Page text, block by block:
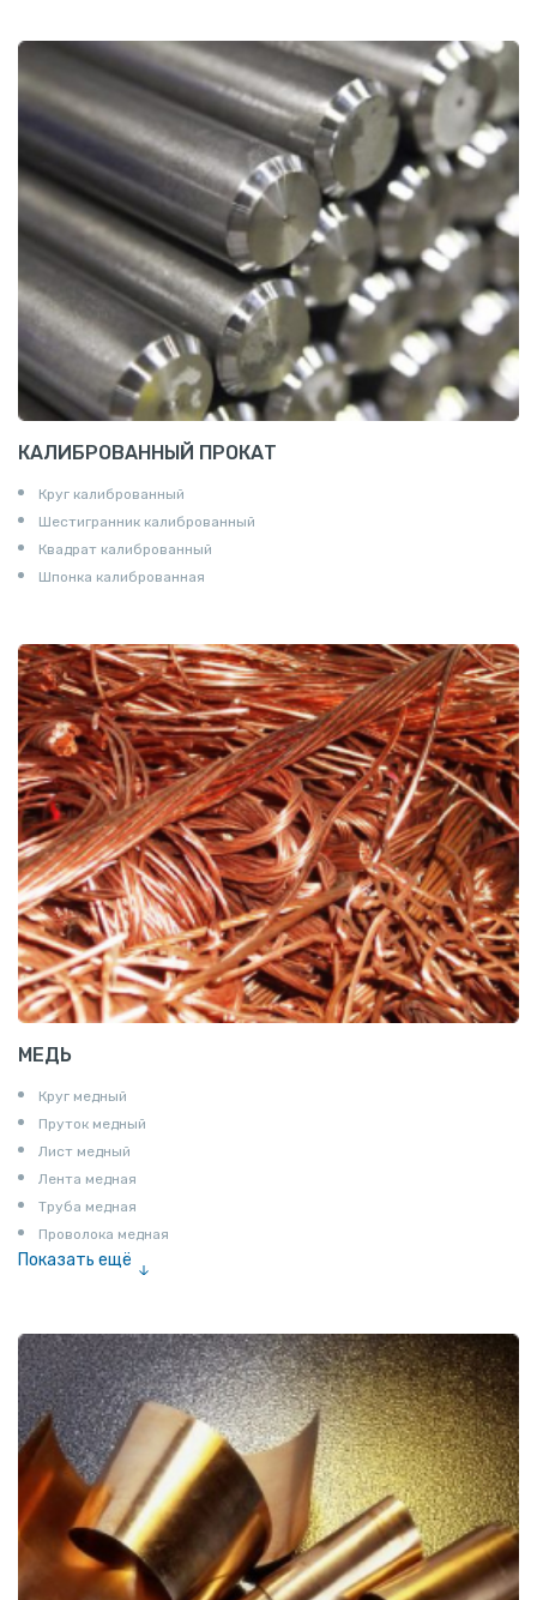
Соединение «американка»
Штуцеры
Сгоны
Удлинители для труб
Крестовины
Контргайки
КАЛИБРОВАННЫЙ ПРОКАТ
Круг калиброванный
Шестигранник калиброванный
Квадрат калиброванный
Шпонка калиброванная
МЕДЬ
Круг медный
Пруток медный
Лист медный
Лента медная
Труба медная
Проволока медная
Показать ещё